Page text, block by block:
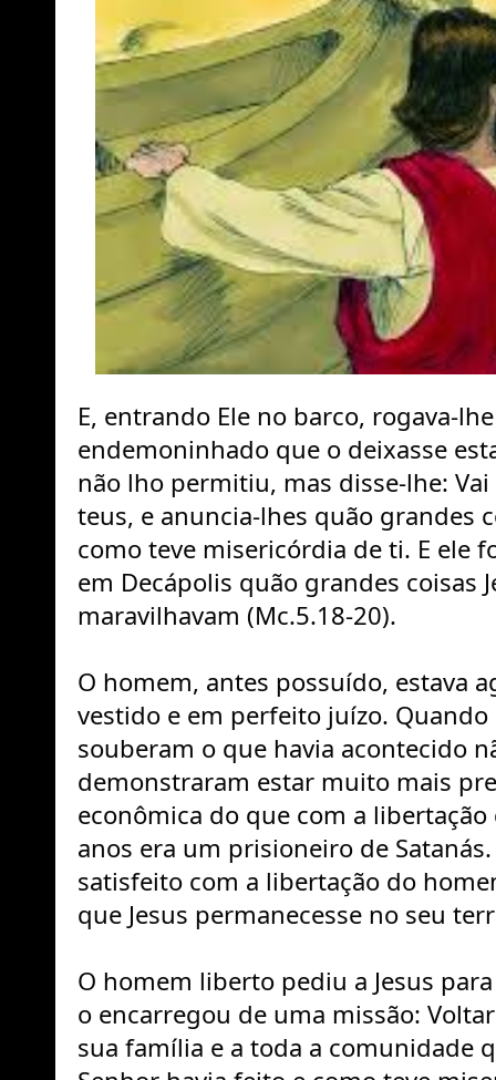
E, entrando Ele no barco, rogava-
endemoninhado que o deixasse
não lho permitiu, mas disse-lhe:
teus, e anuncia-lhes quão grandes
como teve misericórdia de ti. E ele
em Decápolis quão grandes coisas
maravilhavam (Mc.5.18-20).
O homem, antes possuído, estava
vestido e em perfeito juízo.
souberam o que havia acontecido
demonstraram estar muito mais
econômica do que com a
anos era um prisioneiro de
satisfeito com a libertação do
que Jesus permanecesse no seu
O homem liberto pediu a Jesus
o encarregou de uma missão:
sua família e a toda a comunidade